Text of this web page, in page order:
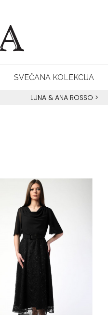
SVEČANA KOLEKCIJA
LUNA & ANA ROSSO >